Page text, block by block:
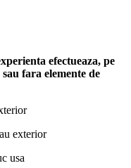
efectueaza, pe
fara elemente de
exterior
usa